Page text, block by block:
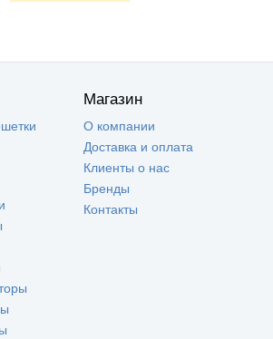
Магазин
О компании
Доставка и оплата
Клиенты о нас
Бренды
Контакты